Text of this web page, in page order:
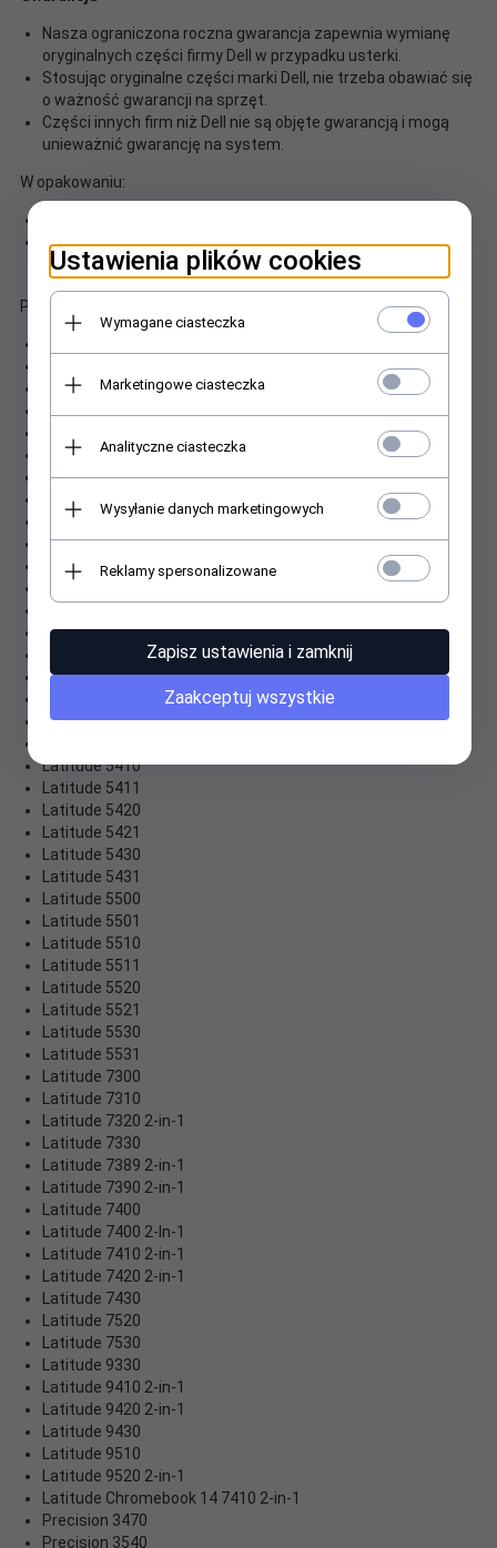
Nasza ograniczona roczna gwarancja zapewnia wymianę
oryginalnych części firmy Dell w przypadku usterki.
Stosując oryginalne części marki Dell, nie trzeba obawiać się
o ważność gwarancji na sprzęt.
Części innych firm niż Dell nie są objęte gwarancją i mogą
unieważnić gwarancję na system.
W opakowaniu:
Kabel zasilający 1 m
Pasuje do:
Latitude 10 Rugged 7030 Extreme
Latitude 14 Rugged 5430
Latitude 3400
Latitude 3500
Latitude 5289 2-in-1
Latitude 5300
Latitude 5300 2-In-1
Latitude 5310 2-in-1
Latitude 5320 2-in-1
Latitude 5330
Latitude 5400 Chromebook
Latitude 5410
Latitude 5411
Latitude 5420
Latitude 5421
Latitude 5430
Latitude 5431
Latitude 5500
Latitude 5501
Latitude 5510
Latitude 5511
Latitude 5520
Latitude 5521
Latitude 5530
Latitude 5531
Latitude 7300
Latitude 7310
Latitude 7320 2-in-1
Latitude 7330
Latitude 7389 2-in-1
Latitude 7390 2-in-1
Latitude 7400
Latitude 7400 2-In-1
Latitude 7410 2-in-1
Latitude 7420 2-in-1
Latitude 7430
Latitude 7520
Latitude 7530
Latitude 9330
Latitude 9410 2-in-1
Latitude 9420 2-in-1
Latitude 9430
Latitude 9510
Latitude 9520 2-in-1
Latitude Chromebook 14 7410 2-in-1
Precision 3470
Precision 3540
Ustawienia plików cookies
Wymagane ciasteczka
Marketingowe ciasteczka
Analityczne ciasteczka
Wysyłanie danych marketingowych
Reklamy spersonalizowane
Zapisz ustawienia i zamknij
Zaakceptuj wszystkie